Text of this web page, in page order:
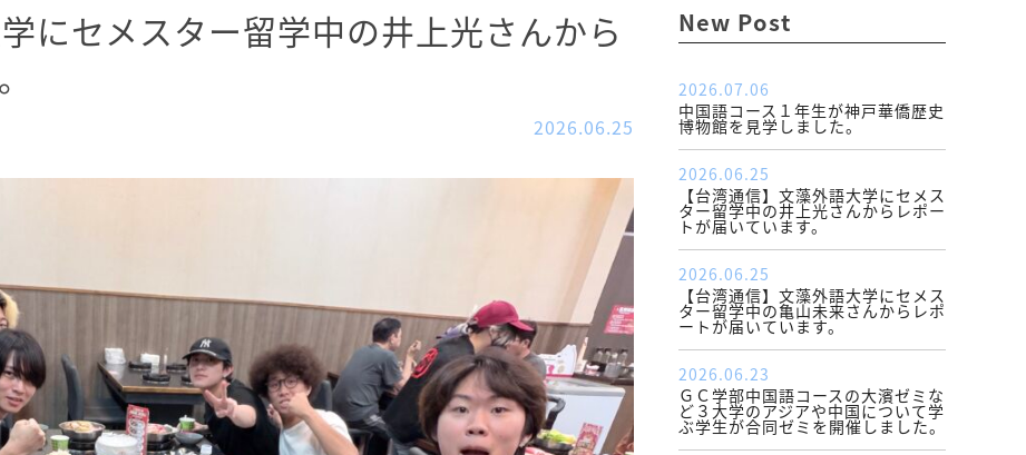
にセメスター留学中の井上光さんから
2026.06.25
New Post
2026.07.06
中国語コース１年生が神戸華僑歴史
博物館を見学しました。
2026.06.25
【台湾通信】文藻外語大学にセメス
ター留学中の井上光さんからレポー
トが届いています。
2026.06.25
【台湾通信】文藻外語大学にセメス
ター留学中の亀山未来さんからレポ
ートが届いています。
2026.06.23
ＧＣ学部中国語コースの大濱ゼミな
ど３大学のアジアや中国について学
ぶ学生が合同ゼミを開催しました。